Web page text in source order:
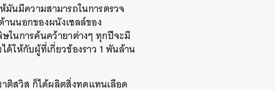
มันมีความสามารถในการตรวจ
นนอกของผนังเซลล์ของ
ในการค้นคว้ายาต่างๆ ทุกปีจะมี
ด้ให้กับผู้ที่เกี่ยวข้องราว 1 พันล้าน
ติสวิส ก็ได้ผลิตสิ่งทดแทนเลือด